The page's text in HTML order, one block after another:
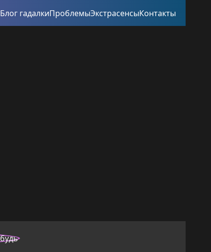
Блог гадалкиПроблемыЭкстрасенсыКонтакты